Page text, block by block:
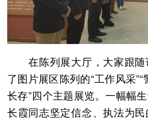
在陈列展大厅，大家跟随
了图片展区陈列的“工作风采”“
长存”四个主题展览。一幅幅
长霞同志坚定信念、执法为